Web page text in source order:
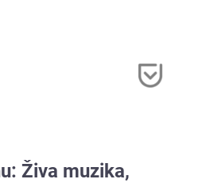
Živa muzika,